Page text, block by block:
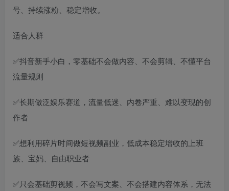
号、持续涨粉、稳定增收。
适合人群
✅抖音新手小白，零基础不会做内容、不会剪辑、不懂平台
流量规则
✅长期做泛娱乐赛道，流量低迷、内卷严重、难以变现的创
作者
✅想利用碎片时间做短视频副业，低成本稳定增收的上班
族、宝妈、自由职业者
✅只会基础剪视频，不会写文案、不会搭建内容体系，无法